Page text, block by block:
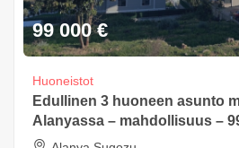
99 000 €
Huoneistot
Edullinen 3 huoneen asunto
Alanyassa – mahdollisuus –